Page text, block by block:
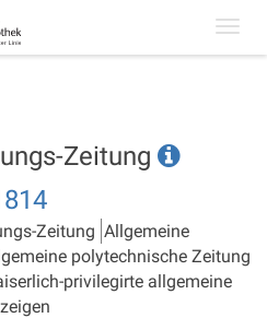
Zeitung
Zeitung Allgemeine
polytechnische Zeitung
privilegirte allgemeine